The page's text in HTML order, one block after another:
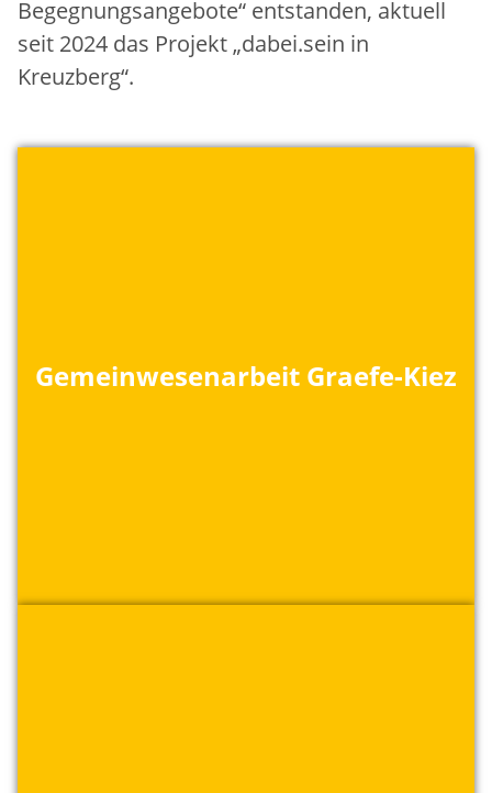
Begegnungsangebote“ entstanden, aktuell
seit 2024 das Projekt „dabei.sein in
Kreuzberg“.
Gemeinwesenarbeit Graefe-Kiez